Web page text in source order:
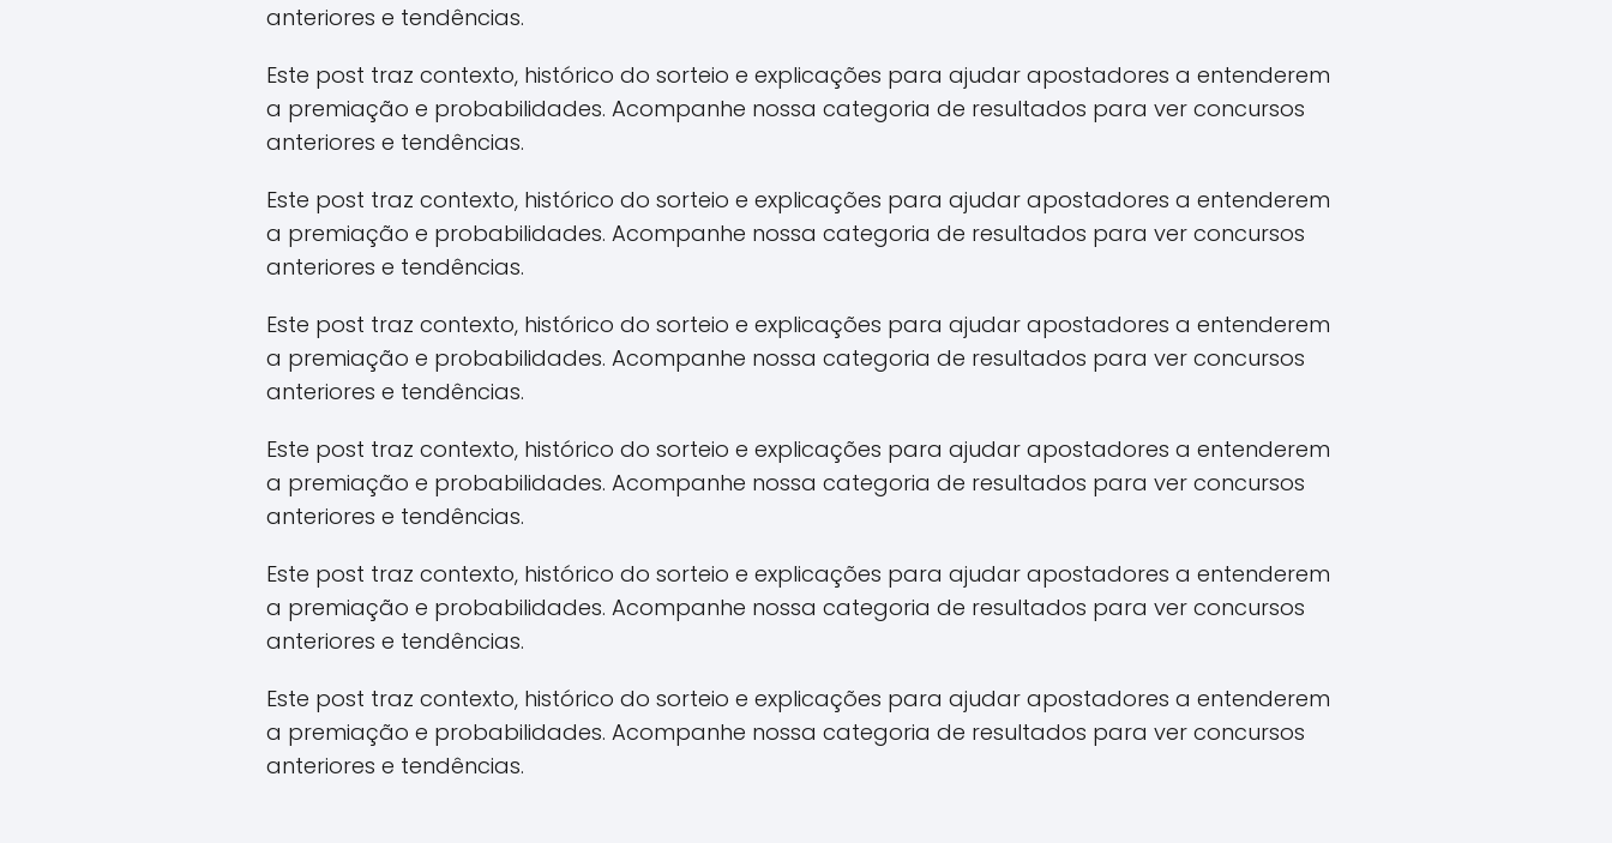
anteriores e tendências.
Este post traz contexto, histórico do sorteio e explicações para ajudar apostadores a entenderem
a premiação e probabilidades. Acompanhe nossa categoria de resultados para ver concursos
anteriores e tendências.
Este post traz contexto, histórico do sorteio e explicações para ajudar apostadores a entenderem
a premiação e probabilidades. Acompanhe nossa categoria de resultados para ver concursos
anteriores e tendências.
Este post traz contexto, histórico do sorteio e explicações para ajudar apostadores a entenderem
a premiação e probabilidades. Acompanhe nossa categoria de resultados para ver concursos
anteriores e tendências.
Este post traz contexto, histórico do sorteio e explicações para ajudar apostadores a entenderem
a premiação e probabilidades. Acompanhe nossa categoria de resultados para ver concursos
anteriores e tendências.
Este post traz contexto, histórico do sorteio e explicações para ajudar apostadores a entenderem
a premiação e probabilidades. Acompanhe nossa categoria de resultados para ver concursos
anteriores e tendências.
Este post traz contexto, histórico do sorteio e explicações para ajudar apostadores a entenderem
a premiação e probabilidades. Acompanhe nossa categoria de resultados para ver concursos
anteriores e tendências.